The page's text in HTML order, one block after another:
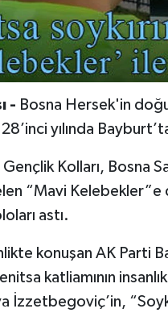
- Bosna Hersek'in
yılında
Kolları, Bosna
“Mavi
astı.
konuşan AK Parti
katliamının
İzzetbegoviç’in,